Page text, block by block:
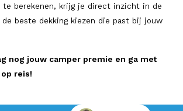
te berekenen, krijg je direct inzicht in de
beste dekking kiezen die past bij jouw
nog jouw camper premie en ga met
reis!